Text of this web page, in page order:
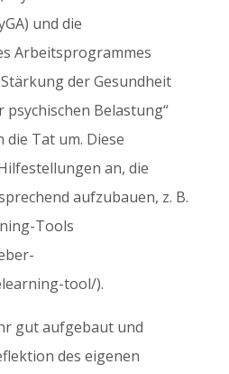
und die
Arbeitsprogrammes
der Gesundheit
Belastung“
die Tat um. Diese
an, die
aufzubauen, z. B.
Tools
tool/).
gut aufgebaut und
des eigenen